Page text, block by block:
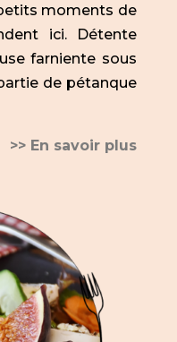
moments de
ici. Détente
farniente sous
de pétanque
>> En savoir plus